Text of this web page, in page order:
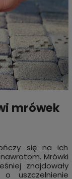
mrówek
się na ich
Mrówki
znajdowały
uszczelnienie